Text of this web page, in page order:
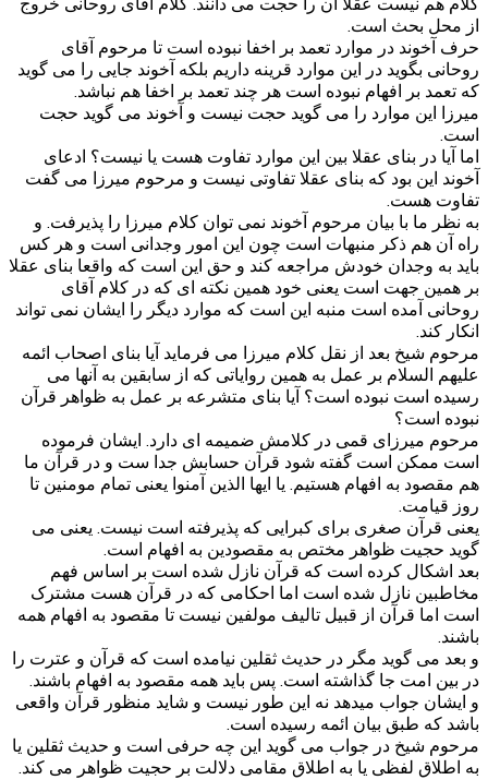
از محل بحث است.
حرف آخوند در موارد تعمد بر اخفا نبوده است تا مرحوم آقای
روحانی بگوید در این موارد قرینه داریم بلکه آخوند جایی را می گوید
که تعمد بر افهام نبوده است هر چند تعمد بر اخفا هم نباشد.
میرزا این موارد را می گوید حجت نیست و آخوند می گوید حجت
است.
اما آیا در بنای عقلا بین این موارد تفاوت هست یا نیست؟ ادعای
آخوند این بود که بنای عقلا تفاوتی نیست و مرحوم میرزا می گفت
تفاوت هست.
به نظر ما با بیان مرحوم آخوند نمی توان کلام میرزا را پذیرفت. و
راه آن هم ذکر منبهات است چون این امور وجدانی است و هر کس
باید به وجدان خودش مراجعه کند و حق این است که واقعا بنای عقلا
بر همین جهت است یعنی خود همین نکته ای که در کلام آقای
روحانی آمده است منبه این است که موارد دیگر را ایشان نمی تواند
انکار کند.
مرحوم شیخ بعد از نقل کلام میرزا می فرماید آیا بنای اصحاب ائمه
علیهم السلام بر عمل به همین روایاتی که از سابقین به آنها می
رسیده است نبوده است؟ آیا بنای متشرعه بر عمل به ظواهر قرآن
نبوده است؟
مرحوم میرزای قمی در کلامش ضمیمه ای دارد. ایشان فرموده
است ممکن است گفته شود قرآن حسابش جدا ست و در قرآن ما
هم مقصود به افهام هستیم. یا ایها الذین آمنوا یعنی تمام مومنین تا
روز قیامت.
یعنی قرآن صغری برای کبرایی که پذیرفته است نیست. یعنی می
گوید حجیت ظواهر مختص به مقصودین به افهام است.
بعد اشکال کرده است که قرآن نازل شده است بر اساس فهم
مخاطبین نازل شده است اما احکامی که در قرآن هست مشترک
است اما قرآن از قبیل تالیف مولفین نیست تا مقصود به افهام همه
باشند.
و بعد می گوید مگر در حدیث ثقلین نیامده است که قرآن و عترت را
در بین امت جا گذاشته است. پس باید همه مقصود به افهام باشند.
و ایشان جواب میدهد نه این طور نیست و شاید منظور قرآن واقعی
باشد که طبق بیان ائمه رسیده است.
مرحوم شیخ در جواب می گوید این چه حرفی است و حدیث ثقلین یا
به اطلاق لفظی یا به اطلاق مقامی دلالت بر حجیت ظواهر می کند.